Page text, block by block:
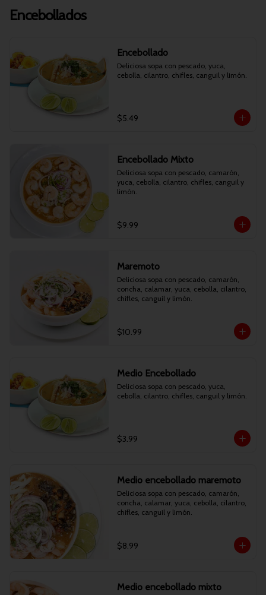
Encebollados
Encebollado
Deliciosa sopa con pescado, yuca,
cebolla, cilantro, chifles, canguil y limón.
$5.49
Encebollado Mixto
Deliciosa sopa con pescado, camarón,
yuca, cebolla, cilantro, chifles, canguil y
limón.
$9.99
Maremoto
Deliciosa sopa con pescado, camarón,
concha, calamar, yuca, cebolla, cilantro,
chifles, canguil y limón.
$10.99
Medio Encebollado
Deliciosa sopa con pescado, yuca,
cebolla, cilantro, chifles, canguil y limón.
$3.99
Medio encebollado maremoto
Deliciosa sopa con pescado, camarón,
concha, calamar, yuca, cebolla, cilantro,
chifles, canguil y limón.
$8.99
Medio encebollado mixto